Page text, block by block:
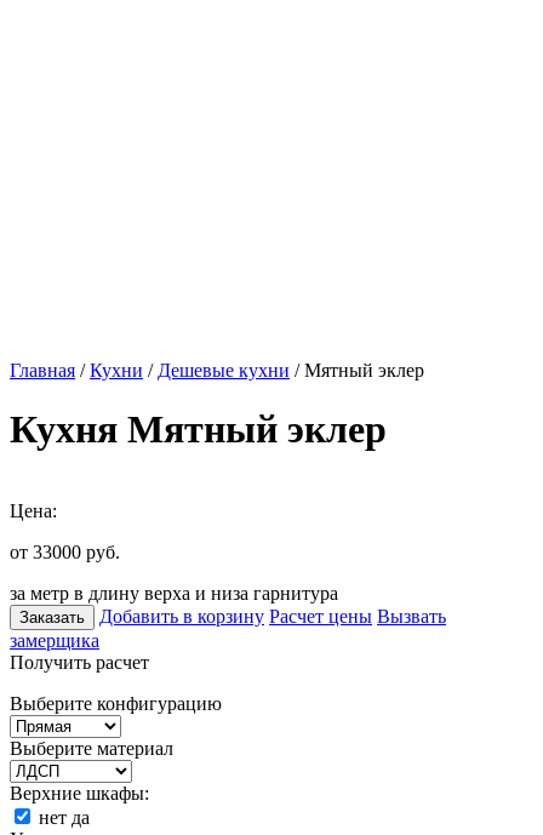
Главная /Кухни / Дешевые кухни / Мятный эклер
Кухня Мятный эклер
Цена:
от 33000 руб.
за метр в длину верха и низа гарнитура
Заказать Добавить в корзину Расчет цены Вызвать
замерщика
Получить расчет
Выберите конфигурацию
Выберите материал
Верхние шкафы:
нет да